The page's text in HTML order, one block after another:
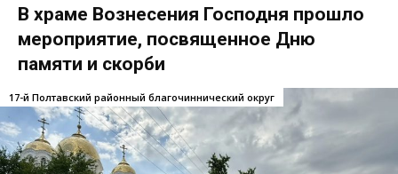
В храме Вознесения Господня прошло
мероприятие, посвященное Дню
памяти и скорби
17-й Полтавский районный благочиннический округ